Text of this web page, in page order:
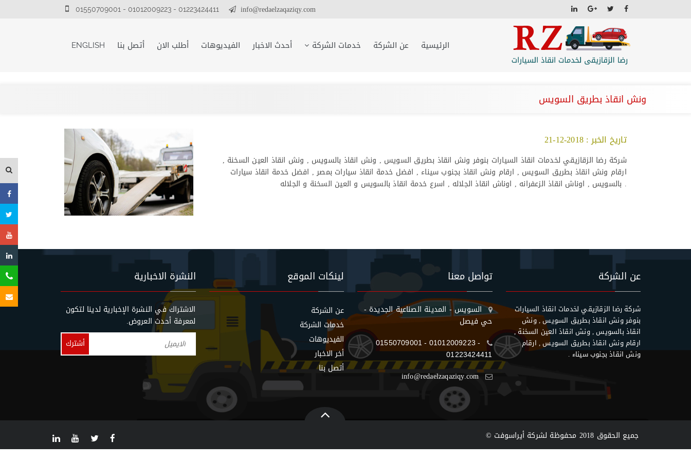
01550709001 - 01012009223 - 01223424411 info@redaelzaqaziqy.com
01550709001
-info@redaelzaqaziqy.com
الرئيسية عن الشركة خدمات الشركة أحدث الاخبار الفيديوهات أطلب الان أتصل بنا ENGLISH
ونش انقاذ بطريق السويس
تاريخ الخبر : 2018-12-21
شركة رضا الزقازيقي لخدمات انقاذ السيارات بنوفر ونش انقاذ بطريق السويس , ونش انقاذ بالسويس , ونش انقاذ العين السخنة ,
ارقام ونش انقاذ بطريق السويس , ارقام ونش انقاذ بجنوب سيناء , افضل خدمة انقاذ سيارات بمصر , افضل خدمة انقاذ سيارات
بالسويس , اوناش انقاذ الزعفرانه , اوناش انقاذ الجلاله , اسرع خدمة انقاذ بالسويس و العين السخنة و الجلاله .
عن الشركة
شركة رضا الزقازيقي لخدمات انقاذ السيارات
بنوفر ونش انقاذ بطريق السويس , ونش
انقاذ بالسويس , ونش انقاذ العين السخنة ,
ارقام ونش انقاذ بطريق السويس , ارقام
ونش انقاذ بجنوب سيناء .
تواصل معنا
السويس - المدينة الصناعية الجديدة -
حي فيصل
01550709001 - 01012009223 -
01223424411
info@redaelzaqaziqy.com
لينكات الموقع
عن الشركة
خدمات الشركة
الفيديوهات
أخر الاخبار
أتصل بنا
النشرة الاخبارية
الاشتراك في النشرة الإخبارية لدينا لتكون
لمعرفة أحدث العروض.
© جميع الحقوق 2018 محفوظة لشركة أيراسوفت